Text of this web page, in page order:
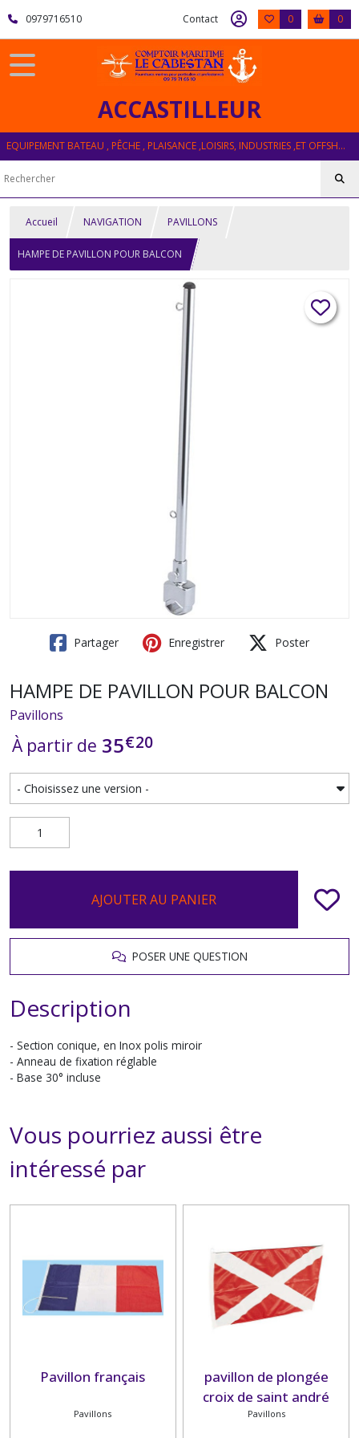
0979716510 Contact 0 0
ACCASTILLEUR
EQUIPEMENT BATEAU , PÊCHE , PLAISANCE ,LOISIRS, INDUSTRIES ,ET OFFSHORE
Accueil NAVIGATION PAVILLONS
HAMPE DE PAVILLON POUR BALCON
Partager Enregistrer Poster
HAMPE DE PAVILLON POUR BALCON
Pavillons
À partir de 35€20
AJOUTER AU PANIER
POSER UNE QUESTION
Description
- Section conique, en Inox polis miroir
- Anneau de fixation réglable
- Base 30° incluse
Vous pourriez aussi être
intéressé par
Pavillon français
Pavillons
pavillon de plongée
croix de saint andré
Pavillons